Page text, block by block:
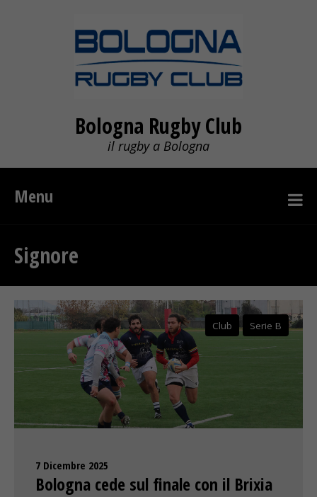
Bologna Rugby Club
il rugby a Bologna
Menu
Signore
Club Serie B
7 Dicembre 2025
Bologna cede sul finale con il Brixia